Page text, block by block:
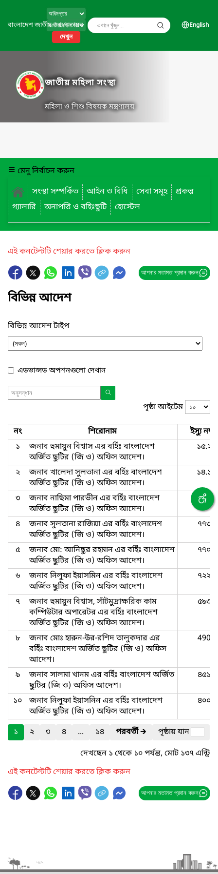
বাংলাদেশ জাতীয় তথ্য বাতায়ন
দেখুন
English
জাতীয় মহিলা সংস্থা
মহিলা ও শিশু বিষয়ক মন্ত্রণালয়
মেনু নির্বাচন করুন
সংস্থা সম্পর্কিত
আইন ও বিধি সেবা সমূহ
প্রকল্প
গ্যালারি
অনাপত্তি ও বহিঃছুটি হোস্টেল
এই কনটেন্টটি শেয়ার করতে ক্লিক করুন
আপনার মতামত প্রদান করুন
বিভিন্ন আদেশ
বিভিন্ন আদেশ টাইপ
এডভান্সড অপশনগুলো দেখান
পৃষ্ঠা আইটেম
নং শিরোনাম
ইস্যু নম্বর
১
জনাব হুমায়ুন বিশ্বাস এর ‍বর্হিঃ বাংলাদেশ
অর্জিত ছুটির (জি ও) অফিস আদেশ।
১৫.২
২
জনাব খালেদা সুলতানা এর ‍বর্হিঃ বাংলাদেশ
অর্জিত ছুটির (জি ও) অফিস আদেশ।
১৪.১
৩
জনাব নাছিমা পারভীন এর ‍বর্হিঃ বাংলাদেশ
অর্জিত ছুটির (জি ও) অফিস আদেশ।
৬০৭
৪
জনাব সুলতানা রাজিয়া এর ‍বর্হিঃ বাংলাদেশ
অর্জিত ছুটির (জি ও) অফিস আদেশ।
৭৭৩
৫
জনাব মো: আনিছুর রহমান এর ‍বর্হিঃ বাংলাদেশ
অর্জিত ছুটির (জি ও) অফিস আদেশ।
৭৭০
৬
জনাব নিলুফা ইয়াসমিন এর ‍বর্হিঃ বাংলাদেশ
অর্জিত ছুটির (জি ও) অফিস আদেশ।
৭২২
৭
জনাব হুমায়ুন বিশ্বাস, সাঁটমুদ্রাক্ষরিক কাম
কম্পিউটার অপারেটর এর ‍বর্হিঃ বাংলাদেশ
অর্জিত ছুটির (জি ও) অফিস আদেশ।
৫৯৩
৮
জনাব মোঃ হারুন-উর-রশিদ তালুকদার এর
‍বর্হিঃ বাংলাদেশ অর্জিত ছুটির (জি ও) অফিস
আদেশ।
490
৯
জনাব সালমা খানম এর ‍বর্হিঃ বাংলাদেশ অর্জিত
ছুটির (জি ও) অফিস আদেশ।
৪৫১
১০
জনাব নিলুফা ইয়াসনিন এর ‍বর্হিঃ বাংলাদেশ
অর্জিত ছুটির (জি ও) অফিস আদেশ।
৪০০
১ ২ ৩ ৪ ... ১৪ পরবর্তী🡲
পৃষ্ঠায় যান
দেখছেন ১ থেকে ১০ পর্যন্ত, মোট ১৩৭ এন্ট্রি
এই কনটেন্টটি শেয়ার করতে ক্লিক করুন
আপনার মতামত প্রদান করুন